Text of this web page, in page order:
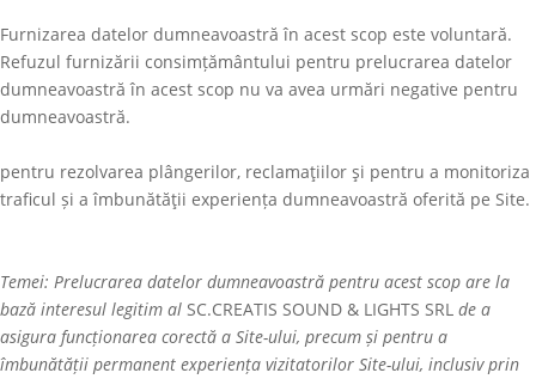
Furnizarea datelor dumneavoastră în acest scop este voluntară.
Refuzul furnizării consimțământului pentru prelucrarea datelor
dumneavoastră în acest scop nu va avea urmări negative pentru
dumneavoastră.
pentru rezolvarea plângerilor, reclamaţiilor şi pentru a monitoriza
traficul și a îmbunătăţii experiența dumneavoastră oferită pe Site.
Temei: Prelucrarea datelor dumneavoastră pentru acest scop are la
bază interesul legitim al SC.CREATIS SOUND & LIGHTS SRL de a
asigura funcționarea corectă a Site-ului, precum și pentru a
îmbunătății permanent experiența vizitatorilor Site-ului, inclusiv prin